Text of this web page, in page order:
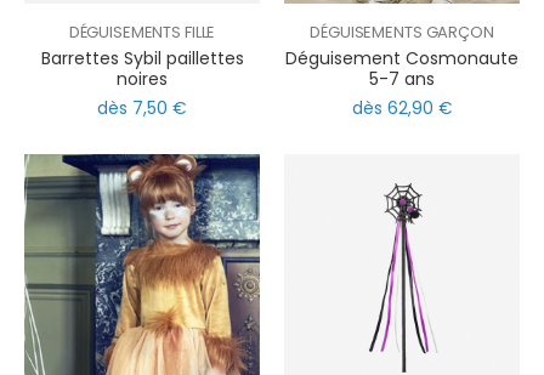
DÉGUISEMENTS FILLE
Barrettes Sybil paillettes
noires
dès 7,50 €
DÉGUISEMENTS GARÇON
Déguisement Cosmonaute
5-7 ans
dès 62,90 €